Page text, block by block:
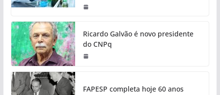
Ricardo Galvão é novo presidente
do CNPq
FAPESP completa hoje 60 anos